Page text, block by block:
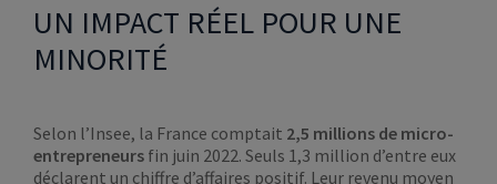
UN IMPACT RÉEL POUR UNE
MINORITÉ
Selon l’Insee, la France comptait 2,5 millions de micro-
entrepreneurs fin juin 2022. Seuls 1,3 million d’entre eux
déclarent un chiffre d’affaires positif. Leur revenu moyen